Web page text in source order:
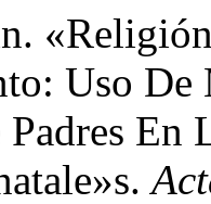
Uso De
En